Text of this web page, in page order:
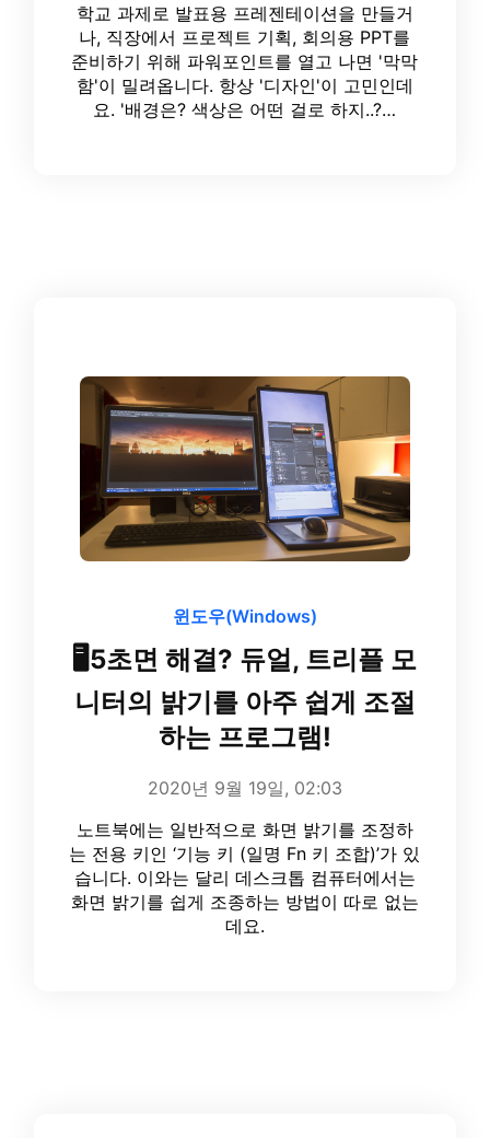
학교 과제로 발표용 프레젠테이션을 만들거
나, 직장에서 프로젝트 기획, 회의용 PPT를
준비하기 위해 파워포인트를 열고 나면 '막막
함'이 밀려옵니다. 항상 '디자인'이 고민인데
요. '배경은? 색상은 어떤 걸로 하지..?…
윈도우(Windows)
🖥️5초면 해결? 듀얼, 트리플 모
니터의 밝기를 아주 쉽게 조절
하는 프로그램!
2020년 9월 19일, 02:03
노트북에는 일반적으로 화면 밝기를 조정하
는 전용 키인 ‘기능 키 (일명 Fn 키 조합)’가 있
습니다. 이와는 달리 데스크톱 컴퓨터에서는
화면 밝기를 쉽게 조종하는 방법이 따로 없는
데요.